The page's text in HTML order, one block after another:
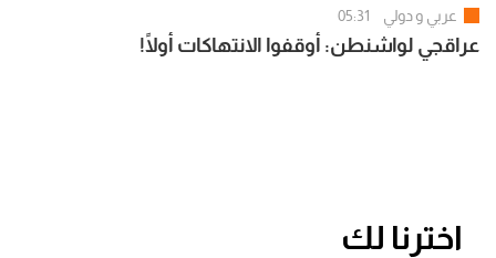
عربي و دولي 05:31
عراقجي لواشنطن: أوقفوا الانتهاكات أولًا!
اخترنا لك